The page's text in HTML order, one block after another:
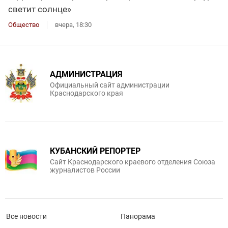
светит солнце»
Общество вчера, 18:30
АДМИНИСТРАЦИЯ
Официальный сайт администрации
Краснодарского края
КУБАНСКИЙ РЕПОРТЕР
Сайт Краснодарского краевого отделения Союза
журналистов России
Все новости Панорама